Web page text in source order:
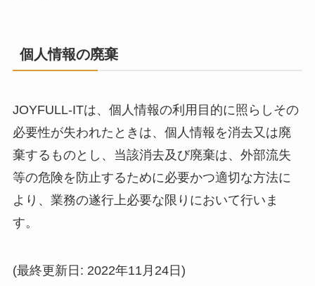
個人情報の廃棄
JOYFULL-ITは、個人情報の利用目的に照らしその
必要性が失われたときは、個人情報を消去又は廃
棄するものとし、当該消去及び廃棄は、外部流失
等の危険を防止するために必要かつ適切な方法に
より、業務の遂行上必要な限りにおいて行いま
す。
(最終更新日: 2022年11月24日)